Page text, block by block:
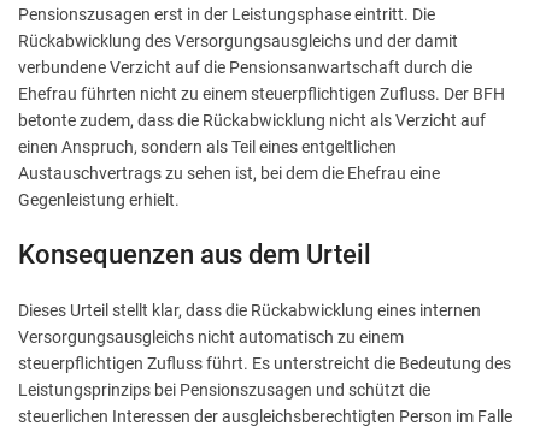
Pensionszusagen erst in der Leistungsphase eintritt. Die
Rückabwicklung des Versorgungsausgleichs und der damit
verbundene Verzicht auf die Pensionsanwartschaft durch die
Ehefrau führten nicht zu einem steuerpflichtigen Zufluss. Der BFH
betonte zudem, dass die Rückabwicklung nicht als Verzicht auf
einen Anspruch, sondern als Teil eines entgeltlichen
Austauschvertrags zu sehen ist, bei dem die Ehefrau eine
Gegenleistung erhielt.
Konsequenzen aus dem Urteil
Dieses Urteil stellt klar, dass die Rückabwicklung eines internen
Versorgungsausgleichs nicht automatisch zu einem
steuerpflichtigen Zufluss führt. Es unterstreicht die Bedeutung des
Leistungsprinzips bei Pensionszusagen und schützt die
steuerlichen Interessen der ausgleichsberechtigten Person im Falle